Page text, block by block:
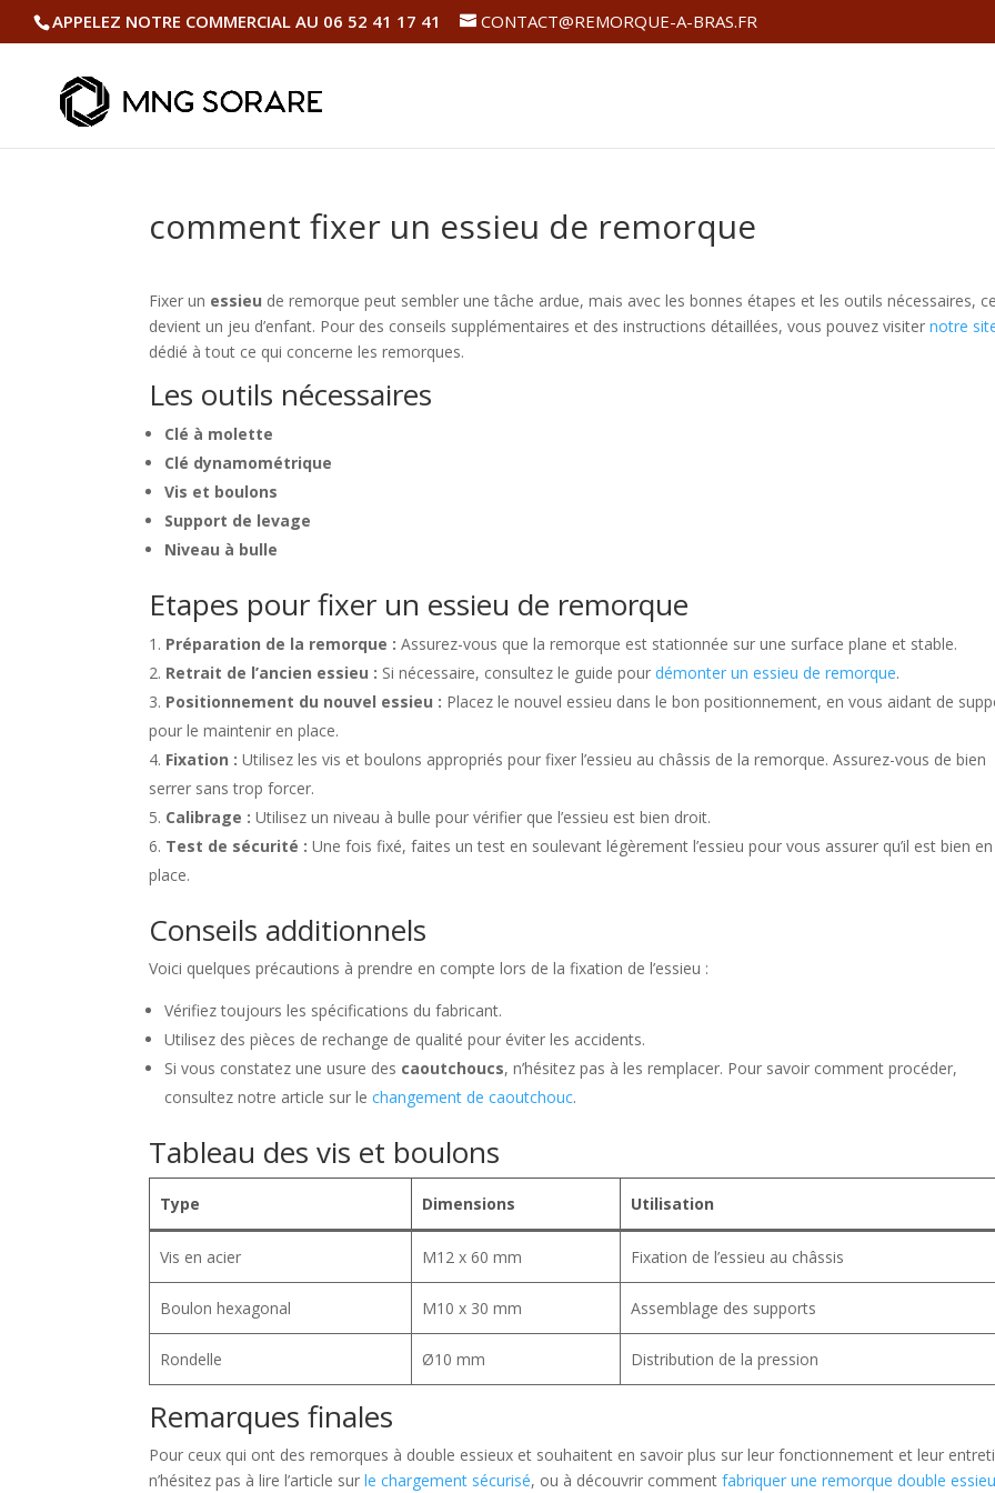
APPELEZ NOTRE COMMERCIAL AU 06 52 41 17 41 CONTACT@REMORQUE-A-BRAS.FR
comment fixer un essieu de remorque
Fixer un essieu de remorque peut sembler une tâche ardue, mais avec les bonnes étapes et les outils nécessaires,
devient un jeu d’enfant. Pour des conseils supplémentaires et des instructions détaillées, vous pouvez visiternotre
dédié à tout ce qui concerne les remorques.
Les outils nécessaires
Clé à molette
Clé dynamométrique
Vis et boulons
Support de levage
Niveau à bulle
Etapes pour fixer un essieu de remorque
Préparation de la remorque : Assurez-vous que la remorque est stationnée sur une surface plane et stable.
Retrait de l’ancien essieu : Si nécessaire, consultez le guide pourdémonter un essieu de remorque.
Positionnement du nouvel essieu : Placez le nouvel essieu dans le bon positionnement, en vous aidant de
pour le maintenir en place.
Fixation : Utilisez les vis et boulons appropriés pour fixer l’essieu au châssis de la remorque. Assurez-vous de bien
serrer sans trop forcer.
Calibrage : Utilisez un niveau à bulle pour vérifier que l’essieu est bien droit.
Test de sécurité : Une fois fixé, faites un test en soulevant légèrement l’essieu pour vous assurer qu’il est bien en
place.
Conseils additionnels
Voici quelques précautions à prendre en compte lors de la fixation de l’essieu :
Vérifiez toujours les spécifications du fabricant.
Utilisez des pièces de rechange de qualité pour éviter les accidents.
Si vous constatez une usure des caoutchoucs, n’hésitez pas à les remplacer. Pour savoir comment procéder,
consultez notre article sur lechangement de caoutchouc.
Tableau des vis et boulons
Type Dimensions Utilisation
Vis en acier M12 x 60 mm Fixation de l’essieu au châssis
Boulon hexagonal M10 x 30 mm Assemblage des supports
Rondelle Ø10 mm Distribution de la pression
Remarques finales
Pour ceux qui ont des remorques à double essieux et souhaitent en savoir plus sur leur fonctionnement et leur
n’hésitez pas à lire l’article surle chargement sécurisé, ou à découvrir commentfabriquer une remorque double